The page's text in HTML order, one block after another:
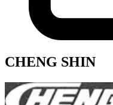
CHENG SHIN